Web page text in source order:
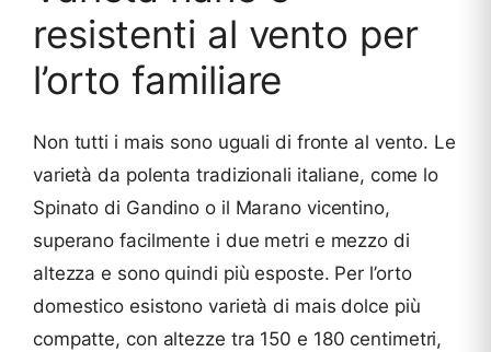
resistenti al vento per
l’orto familiare
Non tutti i mais sono uguali di fronte al vento. Le
varietà da polenta tradizionali italiane, come lo
Spinato di Gandino o il Marano vicentino,
superano facilmente i due metri e mezzo di
altezza e sono quindi più esposte. Per l’orto
domestico esistono varietà di mais dolce più
compatte, con altezze tra 150 e 180 centimetri,